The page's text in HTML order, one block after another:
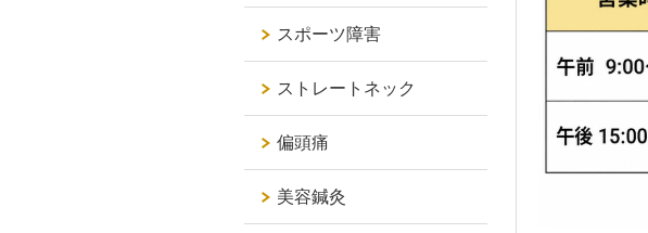
スポーツ障害
ストレートネック
偏頭痛
美容鍼灸